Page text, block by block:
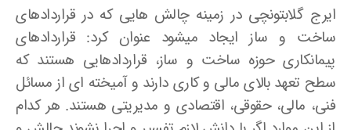
ایرج گلابتونچی در زمینه چالش­ هایی که در قراردادهای
ساخت و ساز ایجاد می­شود عنوان کرد: قراردادهای
پیمانکاری حوزه ساخت و ساز، قراردادهایی هستند که
سطح تعهد بالای مالی و کاری دارند و آمیخته­ ای از مسائل
فنی، مالی، حقوقی، اقتصادی و مدیریتی هستند. هر کدام